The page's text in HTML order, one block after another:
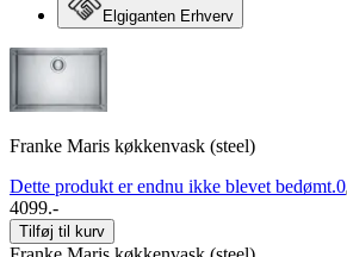
Elgiganten Erhverv
Franke Maris køkkenvask (steel)
Dette produkt er endnu ikke blevet bedømt.0
4099.-
Tilføj til kurv